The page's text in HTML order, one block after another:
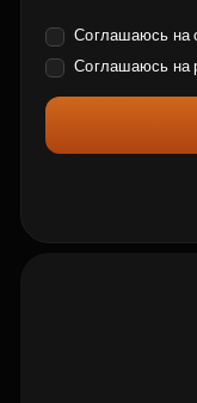
Соглашаюсь на
Соглашаюсь на